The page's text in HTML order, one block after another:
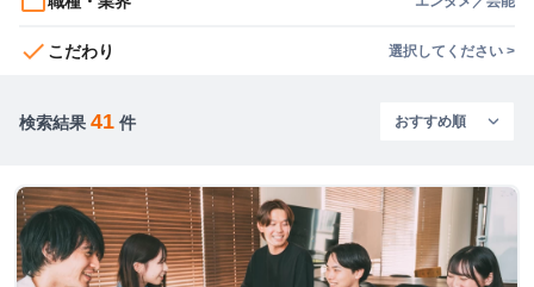
check こだわり 選択してください >
検索結果 41 件